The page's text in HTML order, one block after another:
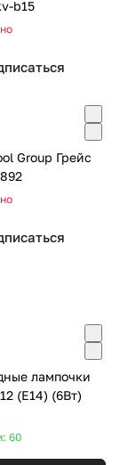
b15
Group Грейс
лампочки
(6Вт)
60